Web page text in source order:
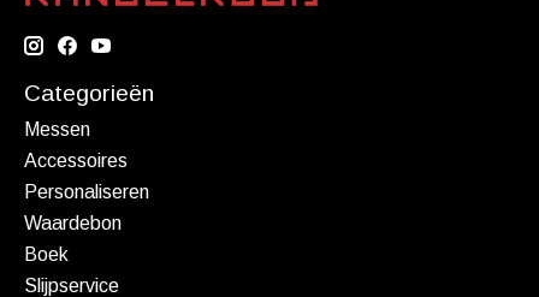
Categorieën
Messen
Accessoires
Personaliseren
Waardebon
Boek
Slijpservice